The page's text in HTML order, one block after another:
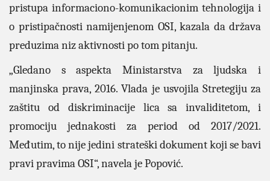
pristupa informaciono-komunikacionim tehnologija i
o pristipačnosti namijenjenom OSI, kazala da država
preduzima niz aktivnosti po tom pitanju.
„Gledano s aspekta Ministarstva za ljudska i
manjinska prava, 2016. Vlada je usvojila Stretegiju za
zaštitu od diskriminacije lica sa invaliditetom, i
promociju jednakosti za period od 2017/2021.
Međutim, to nije jedini strateški dokument koji se bavi
pravi pravima OSI“, navela je Popović.